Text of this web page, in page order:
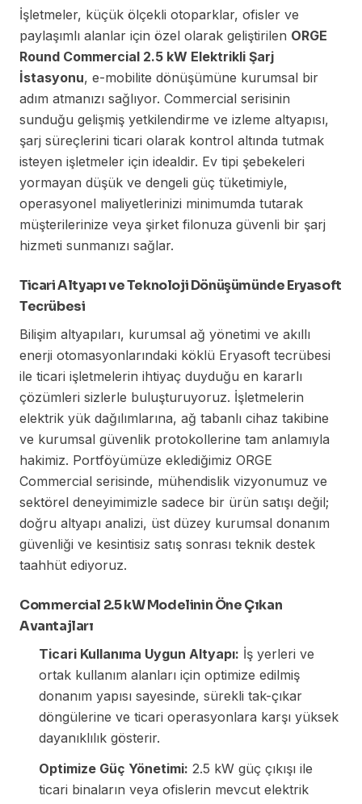
İşletmeler, küçük ölçekli otoparklar, ofisler ve
paylaşımlı alanlar için özel olarak geliştirilen ORGE
Round Commercial 2.5 kW Elektrikli Şarj
İstasyonu, e-mobilite dönüşümüne kurumsal bir
adım atmanızı sağlıyor. Commercial serisinin
sunduğu gelişmiş yetkilendirme ve izleme altyapısı,
şarj süreçlerini ticari olarak kontrol altında tutmak
isteyen işletmeler için idealdir. Ev tipi şebekeleri
yormayan düşük ve dengeli güç tüketimiyle,
operasyonel maliyetlerinizi minimumda tutarak
müşterilerinize veya şirket filonuza güvenli bir şarj
hizmeti sunmanızı sağlar.
Ticari Altyapı ve Teknoloji Dönüşümünde Eryasoft
Tecrübesi
Bilişim altyapıları, kurumsal ağ yönetimi ve akıllı
enerji otomasyonlarındaki köklü Eryasoft tecrübesi
ile ticari işletmelerin ihtiyaç duyduğu en kararlı
çözümleri sizlerle buluşturuyoruz. İşletmelerin
elektrik yük dağılımlarına, ağ tabanlı cihaz takibine
ve kurumsal güvenlik protokollerine tam anlamıyla
hakimiz. Portföyümüze eklediğimiz ORGE
Commercial serisinde, mühendislik vizyonumuz ve
sektörel deneyimimizle sadece bir ürün satışı değil;
doğru altyapı analizi, üst düzey kurumsal donanım
güvenliği ve kesintisiz satış sonrası teknik destek
taahhüt ediyoruz.
Commercial 2.5 kW Modelinin Öne Çıkan
Avantajları
Ticari Kullanıma Uygun Altyapı: İş yerleri ve
ortak kullanım alanları için optimize edilmiş
donanım yapısı sayesinde, sürekli tak-çıkar
döngülerine ve ticari operasyonlara karşı yüksek
dayanıklılık gösterir.
Optimize Güç Yönetimi: 2.5 kW güç çıkışı ile
ticari binaların veya ofislerin mevcut elektrik